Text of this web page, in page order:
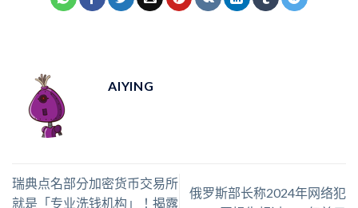
AIYING
瑞典点名部分加密货币交易所
就是「专业洗钱机构」！揭露
俄罗斯部长称2024年网络犯